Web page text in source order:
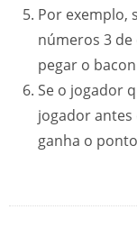
Por exemplo,
números 3
pegar o
Se o jogador
jogador
ganha o